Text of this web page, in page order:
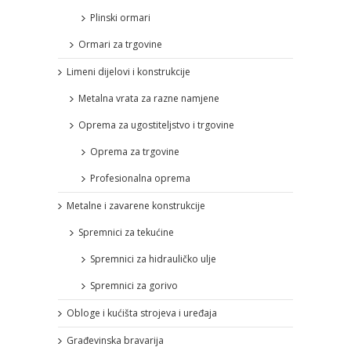
Plinski ormari
Ormari za trgovine
Limeni dijelovi i konstrukcije
Metalna vrata za razne namjene
Oprema za ugostiteljstvo i trgovine
Oprema za trgovine
Profesionalna oprema
Metalne i zavarene konstrukcije
Spremnici za tekućine
Spremnici za hidrauličko ulje
Spremnici za gorivo
Obloge i kućišta strojeva i uređaja
Građevinska bravarija